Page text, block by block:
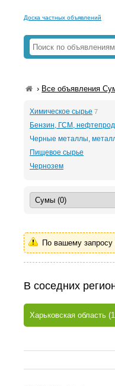
Доска частных объявлений
› Все объявления
Химическое сырье 7
Бензин, ГСМ,
Черные металлы,
Пищевое сырье
Чернозем
По вашему
В соседних
Харьковская область